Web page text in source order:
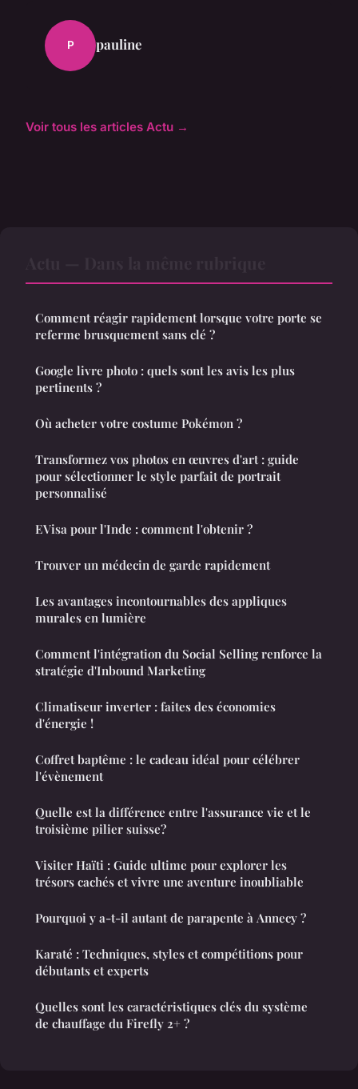
P pauline
Voir tous les articles Actu →
Comment réagir rapidement lorsque votre porte se
referme brusquement sans clé ?
Google livre photo : quels sont les avis les plus
pertinents ?
Où acheter votre costume Pokémon ?
Transformez vos photos en œuvres d'art : guide
pour sélectionner le style parfait de portrait
personnalisé
EVisa pour l'Inde : comment l'obtenir ?
Trouver un médecin de garde rapidement
Les avantages incontournables des appliques
murales en lumière
Comment l'intégration du Social Selling renforce la
stratégie d'Inbound Marketing
Climatiseur inverter : faites des économies
d'énergie !
Coffret baptême : le cadeau idéal pour célébrer
l'évènement
Quelle est la différence entre l'assurance vie et le
troisième pilier suisse?
Visiter Haïti : Guide ultime pour explorer les
trésors cachés et vivre une aventure inoubliable
Pourquoi y a-t-il autant de parapente à Annecy ?
Karaté : Techniques, styles et compétitions pour
débutants et experts
Quelles sont les caractéristiques clés du système
de chauffage du Firefly 2+ ?